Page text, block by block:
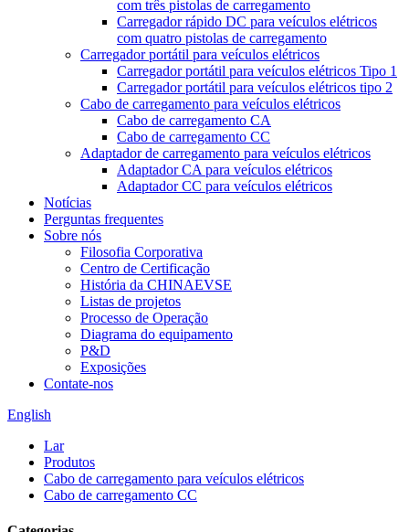
com três pistolas de carregamento
Carregador rápido DC para veículos elétricos
com quatro pistolas de carregamento
Carregador portátil para veículos elétricos
Carregador portátil para veículos elétricos Tipo 1
Carregador portátil para veículos elétricos tipo 2
Cabo de carregamento para veículos elétricos
Cabo de carregamento CA
Cabo de carregamento CC
Adaptador de carregamento para veículos elétricos
Adaptador CA para veículos elétricos
Adaptador CC para veículos elétricos
Notícias
Perguntas frequentes
Sobre nós
Filosofia Corporativa
Centro de Certificação
História da CHINAEVSE
Listas de projetos
Processo de Operação
Diagrama do equipamento
P&D
Exposições
Contate-nos
English
Lar
Produtos
Cabo de carregamento para veículos elétricos
Cabo de carregamento CC